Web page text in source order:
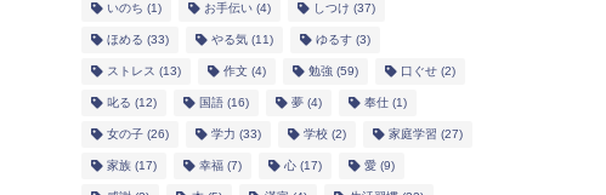
新聞の活用で子どもが伸びる「ファ
ミリーフォーカス」
いのち (1) お手伝い(4) しつけ (37)
ほめる (33) やる気(11) ゆるす(3)
ストレス (13) 作文(4) 勉強(59) 口ぐせ(2)
叱る (12) 国語(16) 夢(4) 奉仕(1)
女の子(26) 学力 (33) 学校 (2) 家庭学習 (27)
家族(17) 幸福(7) 心(17) 愛(9)